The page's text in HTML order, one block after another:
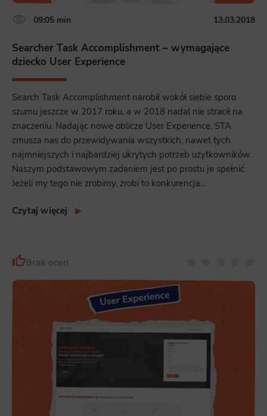
09:05 min 13.03.2018
Searcher Task Accomplishment – wymagające
dziecko User Experience
Search Task Accomplishment narobił wokół siebie sporo
szumu jeszcze w 2017 roku, a w 2018 nadal nie stracił na
znaczeniu. Nadając nowe oblicze User Experience, STA
zmusza nas do przewidywania wszystkich, nawet tych
najmniejszych i najbardziej ukrytych potrzeb użytkowników.
Naszym podstawowym zadaniem jest po prostu je spełnić.
Jeżeli my tego nie zrobimy, zrobi to konkurencja...
Czytaj więcej
Brak ocen